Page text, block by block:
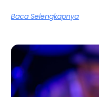
Baca Selengkapnya